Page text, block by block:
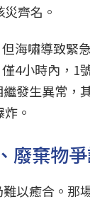
齊名。
海嘯導致緊
4小時內，1
發生異常，
。
廢棄物
以癒合。那